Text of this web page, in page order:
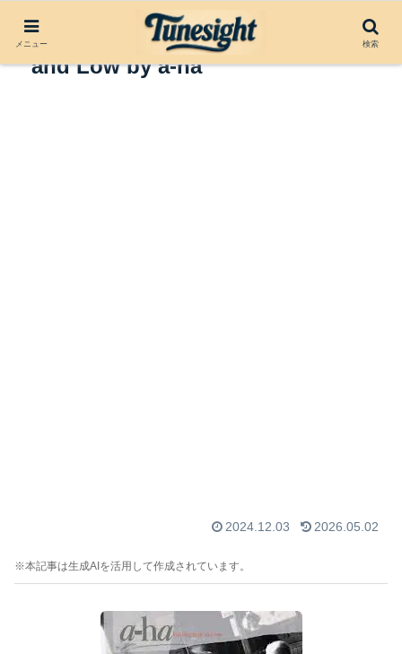
アルバムレビュー：Hunting High
and Low by a-ha
2024.12.03 2026.05.02
※本記事は生成AIを活用して作成されています。
メニュー 検索